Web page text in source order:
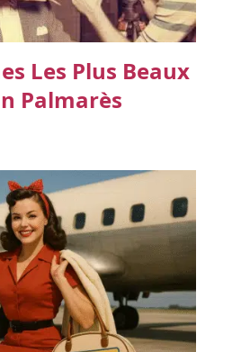
Les Plus Beaux
Palmarès